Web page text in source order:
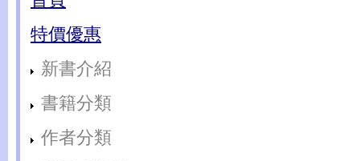
特價優惠
新書介紹
書籍分類
作者分類